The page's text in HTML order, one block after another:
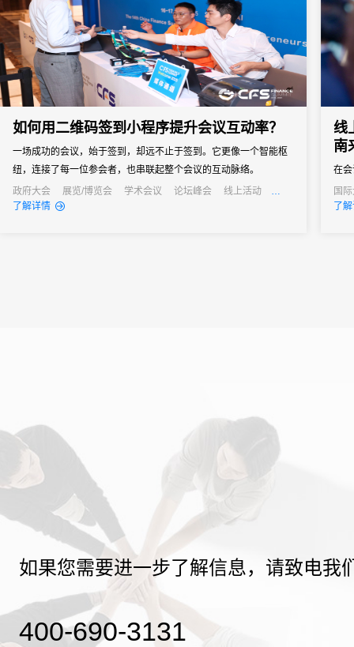
如何用二维码签到小程序提升会议互动率？
一场成功的会议，始于签到，却远不止于签到。它更像一个智能枢
纽，连接了每一位参会者，也串联起整个会议的互动脉络。
政府大会
展览/博览会 学术会议 论坛峰会
线上活动
线上展会
经销商大会
了解详情
线
南
在
流
国
公
了
如果您需要进一步了解信息，请致电我
400-690-3131